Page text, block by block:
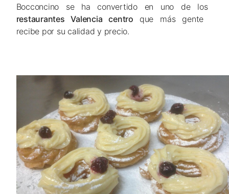
Bocconcino se ha convertido en uno de los
restaurantes Valencia centro que más gente
recibe por su calidad y precio.